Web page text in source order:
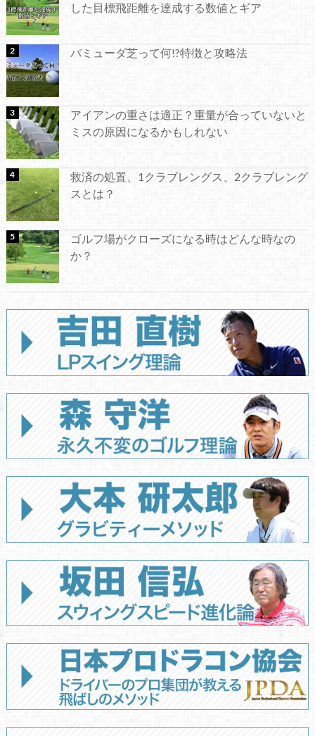
した目標飛距離を達成する数値とギア
バミューダ芝って何!?特徴と攻略法
アイアンの重さは適正？重量が合っていないと
ミスの原因になるかもしれない
救済の処置、1クラブレングス、2クラブレング
スとは？
ゴルフ場がクローズになる時はどんな時なの
か？